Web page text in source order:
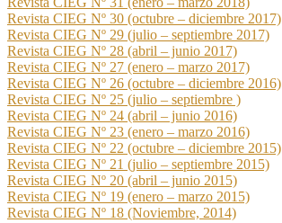
Revista CIEG Nº 18 (Noviembre, 2014)
Revista CIEG Nº 19 (enero – marzo 2015)
Revista CIEG Nº 20 (abril – junio 2015)
Revista CIEG Nº 21 (julio – septiembre 2015)
Revista CIEG Nº 22 (octubre – diciembre 2015)
Revista CIEG Nº 23 (enero – marzo 2016)
Revista CIEG Nº 24 (abril – junio 2016)
Revista CIEG Nº 25 (julio – septiembre )
Revista CIEG Nº 26 (octubre – diciembre 2016)
Revista CIEG Nº 27 (enero – marzo 2017)
Revista CIEG Nº 28 (abril – junio 2017)
Revista CIEG Nº 29 (julio – septiembre 2017)
Revista CIEG Nº 30 (octubre – diciembre 2017)